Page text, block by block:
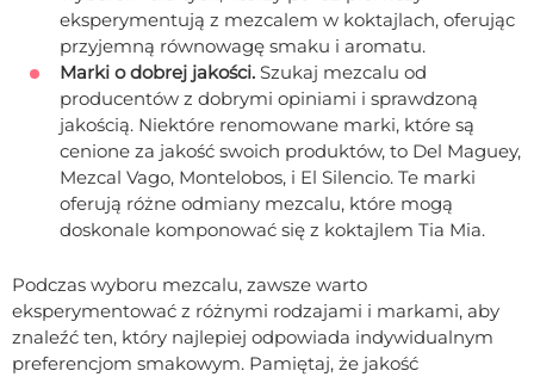
eksperymentują z mezcalem w koktajlach, oferując
przyjemną równowagę smaku i aromatu.
Marki o dobrej jakości. Szukaj mezcalu od
producentów z dobrymi opiniami i sprawdzoną
jakością. Niektóre renomowane marki, które są
cenione za jakość swoich produktów, to Del Maguey,
Mezcal Vago, Montelobos, i El Silencio. Te marki
oferują różne odmiany mezcalu, które mogą
doskonale komponować się z koktajlem Tia Mia.
Podczas wyboru mezcalu, zawsze warto
eksperymentować z różnymi rodzajami i markami, aby
znaleźć ten, który najlepiej odpowiada indywidualnym
preferencjom smakowym. Pamiętaj, że jakość